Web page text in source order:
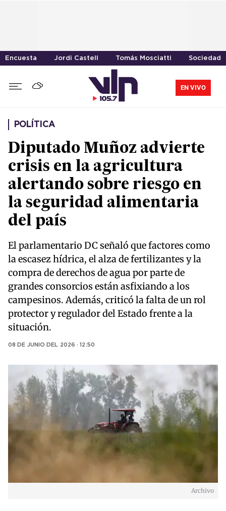
Encuesta Jordi Castell Tomás Mosciatti Sociedad
EN VIVO
POLÍTICA
Diputado Muñoz advierte
crisis en la agricultura
alertando sobre riesgo en
la seguridad alimentaria
del país
El parlamentario DC señaló que factores como
la escasez hídrica, el alza de fertilizantes y la
compra de derechos de agua por parte de
grandes consorcios están asfixiando a los
campesinos. Además, criticó la falta de un rol
protector y regulador del Estado frente a la
situación.
08 DE JUNIO DEL 2026 · 12:50
Archivo